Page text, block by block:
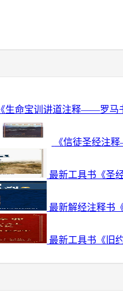
《生命宝训讲道注释——罗马
《信徒圣经注
最新工具书《圣
最新解经注释书
最新工具书《旧